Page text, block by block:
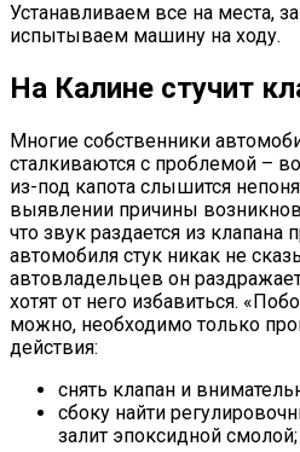
Устанавливаем все на места,
испытываем машину на ходу.
На Калине стучит
Многие собственники
сталкиваются с проблемой –
из-под капота слышится
выявлении причины
что звук раздается из клапана
автомобиля стук никак не
автовладельцев он
хотят от него избавиться.
можно, необходимо только
действия:
снять клапан и
сбоку найти
залит эпоксидной смолой;